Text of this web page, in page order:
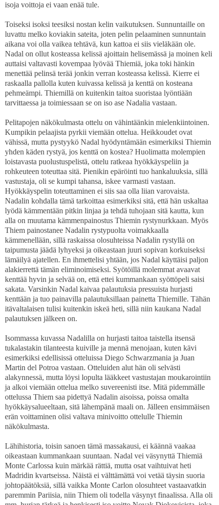
isoja voittoja ei vaan enää tule.
Toiseksi isoksi teesiksi nostan kelin vaikutuksen. Sunnuntaille on
luvattu melko koviakin sateita, joten pelin pelaaminen sunnuntain
aikana voi olla vaikea tehtävä, kun kattoa ei siis vieläkään ole.
Nadal on ollut kosteassa kelissä ajoittain helisemässä ja moinen keli
auttaisi valtavasti kovempaa lyövää Thiemiä, joka toki hänkin
menettää pelinsä terää jonkin verran kosteassa kelissä. Kierre ei
raskaalla pallolla kuten kuivassa kelissä ja kenttä on kosteana
pehmeämpi. Thiemillä on kuitenkin taitoa suoristaa lyöntiään
tarvittaessa ja toimiessaan se on iso ase Nadalia vastaan.
Pelitapojen näkökulmasta ottelu on vähintäänkin mielenkiintoinen.
Kumpikin pelaajista pyrkii viemään ottelua. Heikkoudet ovat
vähissä, mutta pystyykö Nadal hyödyntämään esimerkiksi Thiemin
yhden käden rystyä, jos kenttä on kostea? Huolimatta molempien
loistavasta puolustuspelistä, ottelu ratkeaa hyökkäyspeliin ja
rohkeuteen toteuttaa sitä. Pienikin epäröinti tuo hankaluuksia, sillä
vastustaja, oli se kumpi tahansa, iskee varmasti vastaan.
Hyökkäyspelin toteuttaminen ei siis saa olla liian varovaista.
Nadalin kohdalla tämä tarkoittaa esimerkiksi sitä, että hän uskaltaa
lyödä kämmentään pitkin linjaa ja tehdä tuhojaan sitä kautta, kun
alla on muutama kämmenpainostus Thiemin rystynurkkaan. Myös
Thiem painostanee Nadalin rystypuolta voimakkaalla
kämmenellään, sillä raskaissa olosuhteissa Nadalin rystyllä on
taipumusta jäädä lyhyeksi ja oikeastaan juuri sopivan korkuiseksi
lämäilyä ajatellen. En ihmettelisi yhtään, jos Nadal käyttäisi paljon
alakierrettä tämän eliminoimiseksi. Syötöillä molemmat avaavat
kenttää hyvin ja selvää on, että ettei kummankaan syöttöpeli saisi
sakata. Varsinkin Nadal kaivaa palautuksia pressuista hurjasti
kenttään ja tuo painavilla palautuksillaan painetta Thiemille. Tähän
itävaltalaisen tulisi kuitenkin iskeä heti, sillä niin kaukana Nadal
palautuksen jälkeen on.
Isommassa kuvassa Nadalilla on hurjasti taitoa taistella itsensä
tukalastakin tilanteesta kuiville ja mennä menojaan, kuten kävi
esimerkiksi edellisissä otteluissa Diego Schwarzmania ja Juan
Martin del Potroa vastaan. Otteluiden alut hän oli selvästi
alakynnessä, mutta löysi lopulta lääkkeet vastustajan moukarointiin
ja alkoi viemään ottelua melko suvereenisti itse. Mitä pidemmälle
ottelussa Thiem saa pidettyä Nadalin aisoissa, poissa omalta
hyökkäysalueeltaan, sitä lähempänä maali on. Jälleen ensimmäisen
erän voittaminen olisi valtava minivoitto ottelulle Thiemin
näkökulmasta.
Lähihistoria, toisin sanoen tämä massakausi, ei käännä vaakaa
oikeastaan kummankaan suuntaan. Nadal vei väsynyttä Thiemiä
Monte Carlossa kuin märkää rättiä, mutta osat vaihtuivat heti
Madridin kvartseissa. Näistä ei välttämättä voi vetää täysin suoria
johtopäätöksiä, sillä vaikka Monte Carlon olosuhteet vastaavatkin
paremmin Pariisia, niin Thiem oli todella väsynyt finaalissa. Alla oli